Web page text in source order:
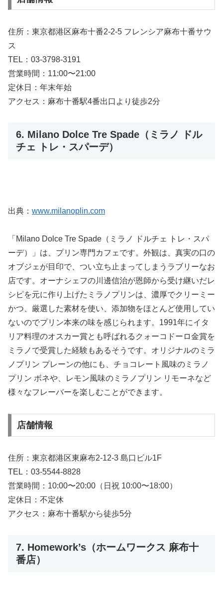
住所：東京都港区麻布十番2-2-5 フレンシア麻布十番サウ
ス
TEL：03-3798-3191
営業時間：11:00〜21:00
定休日：年末年始
アクセス：麻布十番駅4番出口より徒歩2分
6. Milano Dolce Tre Spade（ミラノ ドル
チェ トレ・スパーデ）
出典： www.milanoplin.com
「Milano Dolce Tre Spade（ミラノ ドルチェ トレ・スパ
ーデ）」は、プリン専門カフェです。外観は、真実の口の
オブジェが目印で、つい立ち止まってしまうラブリーなお
店です。オーナシェフの川邊信治が恩師から受け継いだレ
シピを元に作り上げたミラノプリンは、濃厚でクリーミー
かつ、厳選した素材を使い、添加物をほとんど使用してい
ないのでプリン本来の味を感じられます。1991年にイタ
リア料理のオスカー賞とも呼ばれるクォーコドーロ金賞を
ミラノで受賞した経験もあるそうです。オリジナルのミラ
ノプリン プレーンの他にも、チョコレート風味のミラノ
プリン ボネや、レモン風味のミラノプリン リモーネなど
様々なフレーバーを楽しむことができます。
店舗情報
住所：東京都港区東麻布2-12-3 島口ビル1F
TEL：03-5544-8828
営業時間：10:00〜20:00（日祝 10:00〜18:00）
定休日：不定休
アクセス：麻布十番駅から徒歩5分
7. Homework’s（ホームワークス 麻布十
番店）